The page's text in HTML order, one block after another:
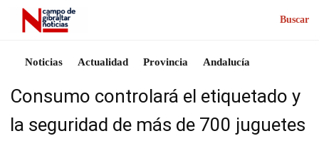
Buscar
Noticias Actualidad Provincia Andalucía
Consumo controlará el etiquetado y
la seguridad de más de 700 juguetes